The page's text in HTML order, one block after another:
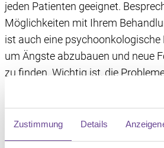
Zustimmung Details
jeden Patienten geeignet.
Möglichkeiten mit Ihrem
ist auch eine psychoonkologische
um Ängste abzubauen und neue
zu finden. Wichtig ist, die
menschlicher Sexualität, aber